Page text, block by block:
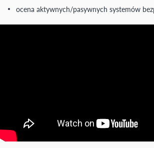
ocena aktywnych/pasywnych systemów